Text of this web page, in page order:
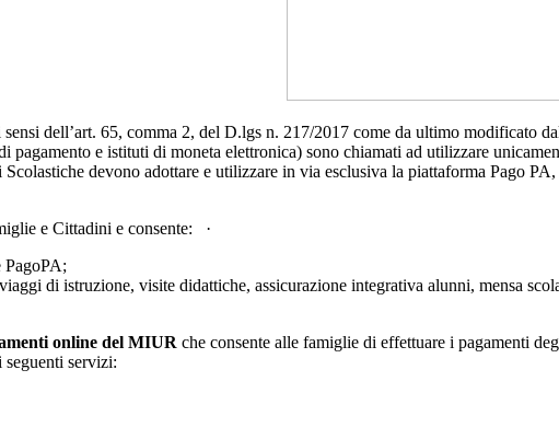
dell’art. 65, comma 2, del D.lgs n. 217/2017 come da ultimo modificato
e istituti di moneta elettronica) sono chiamati ad utilizzare
devono adottare e utilizzare in via esclusiva la piattaforma Pago
e Cittadini e consente: ·
PagoPA;
di istruzione, visite didattiche, assicurazione integrativa alunni, mensa
online del MIUR che consente alle famiglie di effettuare i pagamenti
servizi: